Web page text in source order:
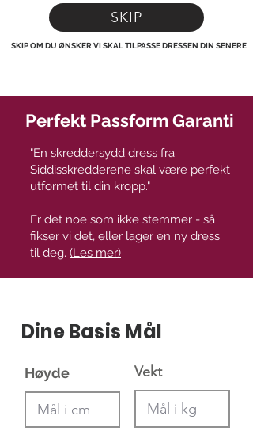
SKIP
SKIP OM DU ØNSKER VI SKAL TILPASSE DRESSEN DIN SENERE
Perfekt Passform Garanti
"En skreddersydd dress fra
Siddisskredderene skal være perfekt
utformet til din kropp."
Er det noe som ikke stemmer - så
fikser vi det, eller lager en ny dress
til deg. (Les mer)
Dine Basis Mål
Høyde Vekt